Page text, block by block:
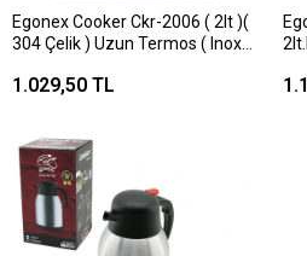
Egonex Cooker Ckr-2006 ( 2lt )(
304 Çelik ) Uzun Termos ( Inox
Soğuk )( Çift Contalı Kapak )*12
1.029,50 TL